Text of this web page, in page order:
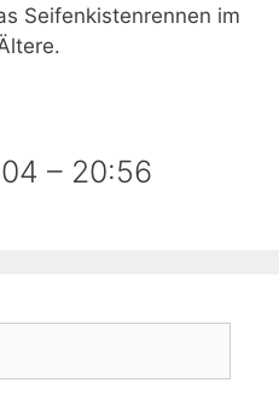
Seifenkistenrennen im
– 20:56